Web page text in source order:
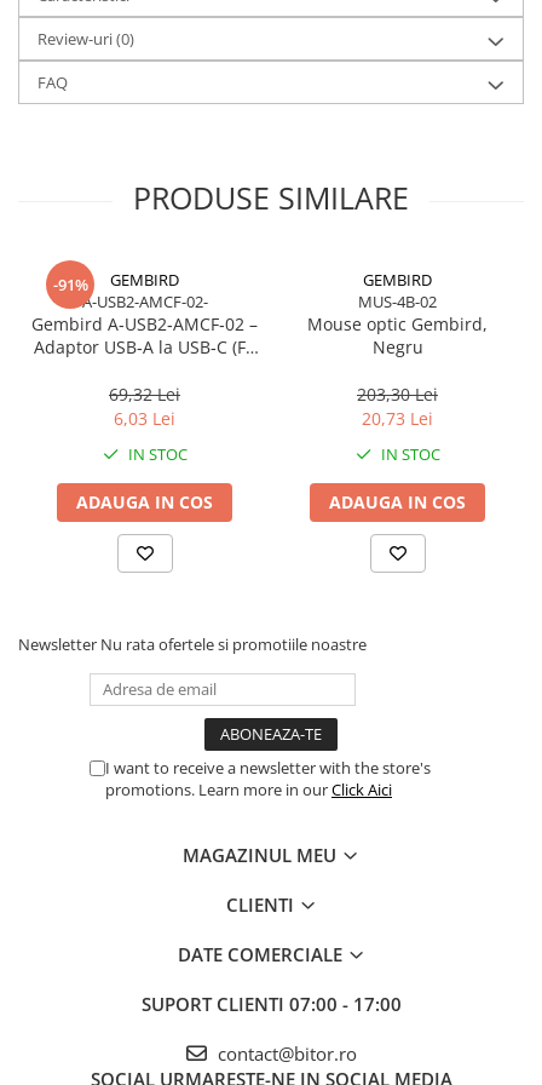
Caști & Microfoane
Caști Business
Căști Gaming & Consumer
Microfoane & Reportofoane
Ecrane Touchscreen Digital Signage
Proiectoare Business
Proiectoare Consumer
Componente
Plăci de Bază Amd
Plăci Video Gaming & Consumer
Procesoare Desktop
HDD Externe
HDD Interne
SSD Externe
Ventilatoare & Sisteme de Răcire
Ventilatoare & Sisteme de Răcire
face prinUSB 2.0
Construit pentru medii variate, adaptorul funcționează într-un
interval termic extins
utilizare industrială, sisteme embedded sau spații cu temperaturi
fluctuante.
Review-uri(0)
FAQ
PRODUSE SIMILARE
-91%
GEMBIRD
A-USB2-AMCF-02-
Gembird A‑USB2‑AMCF‑02 –
Adaptor USB‑A la USB‑C (F),
69,32 Lei
6,03 Lei
IN STOC
ADAUGA IN COS
GEMBIRD
MUS-4B-02
Mouse optic Gembird,
Negru
203,30 Lei
20,73 Lei
IN STOC
ADAUGA IN COS
Newsletter Nu rata ofertele si promotiile noastre
I want to receive a newsletter with the store's
promotions. Learn more in ourClick Aici
MAGAZINUL MEU
CLIENTI
DATE COMERCIALE
SUPORT CLIENTI 07:00 - 17:00
contact@bitor.ro
SOCIAL URMARESTE-NE IN SOCIAL MEDIA